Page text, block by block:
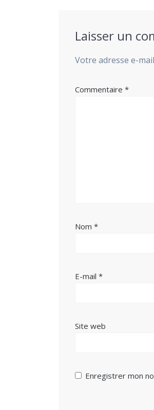
Laisser un
Votre adresse e-
Commentaire*
Nom*
E-mail*
Site web
Enregistrer mon